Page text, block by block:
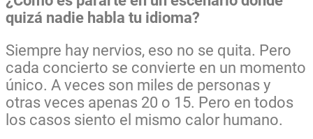
quizá nadie habla tu idioma?
Siempre hay nervios, eso no se quita. Pero
cada concierto se convierte en un momento
único. A veces son miles de personas y
otras veces apenas 20 o 15. Pero en todos
los casos siento el mismo calor humano.